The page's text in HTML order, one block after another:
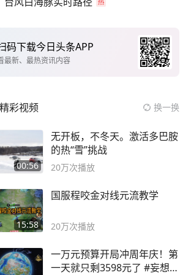
码下载今日头条APP
最新、最热资讯内容
精彩视频 换一换
00:56
无开板，不冬天。激活多巴胺
的热“雪”挑战
20万次播放
15:58
国服程咬金对线元流教学
20万次播放
一万元预算开局冲周年庆！第
一天就只剩3598元了 #妄想山